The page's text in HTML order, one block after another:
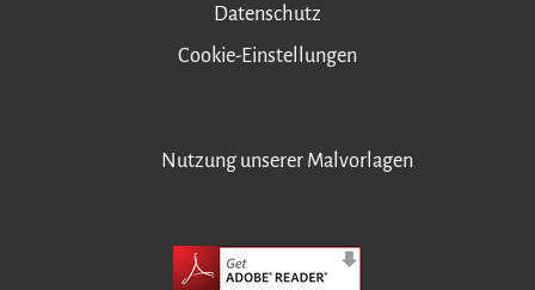
Datenschutz
Cookie-Einstellungen
Nutzung unserer Malvorlagen